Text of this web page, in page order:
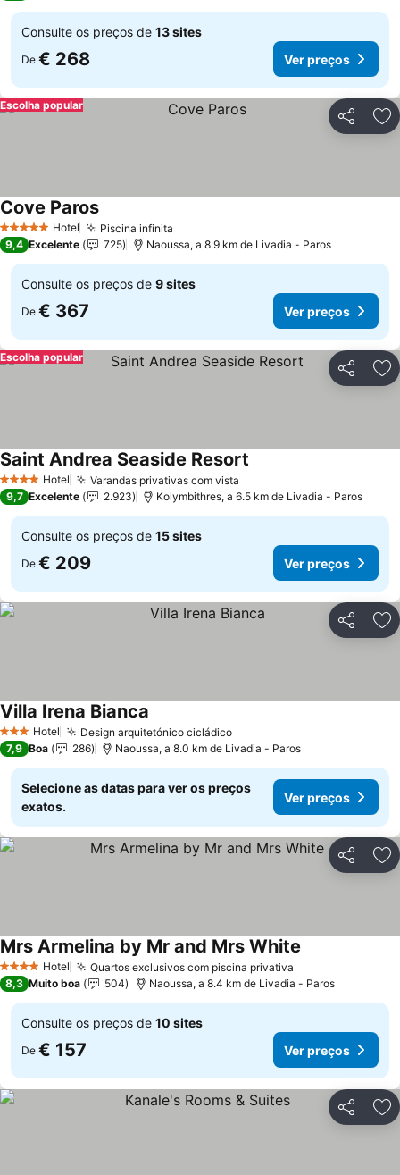
Consulte os preços de 13 sites
De € 268 Ver preços
Partilhar
Escolha popular
5 Estrelas Hotel Piscina infinita
Cove ParosVer preços
9,4 Excelente 725 Naoussa, a 8.9 km de Livadia - Paros
Consulte os preços de 9 sites
De € 367 Ver preços
Partilhar
Escolha popular
4 EstrelasHotel Varandas privativas com vista
Saint Andrea Seaside Resort
9,7 Excelente 2.923 Kolymbithres, a 6.5 km de Livadia - Paros
Consulte os preços de 15 sites
De € 209 Ver preços
Partilhar
3 EstrelasHotel Design arquitetónico cicládicoVer preços
Villa Irena Bianca
7,9 Boa 286 Naoussa, a 8.0 km de Livadia - Paros
Selecione as datas para ver os preços
exatos.
Ver preços
Partilhar
4 EstrelasHotel Quartos exclusivos com piscina privativa
Mrs Armelina by Mr and Mrs White
8,3 Muito boa 504 Naoussa, a 8.4 km de Livadia - Paros
Consulte os preços de 10 sites
De € 157 Ver preços
Partilhar